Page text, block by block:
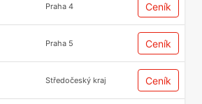
Praha 4 Ceník
Praha 5 Ceník
Středočeský kraj Ceník